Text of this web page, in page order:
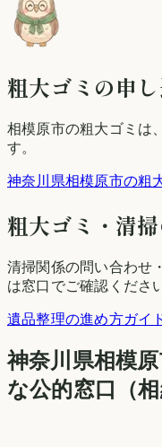
粗大ゴミの申
相模原市の粗大ゴミは
す。
神奈川県相模原市の粗
粗大ゴミ・清
清掃関係の問い合わせ
は窓口でご確認くださ
遺品整理の進め方ガイ
神奈川県相模
な公的窓口（相